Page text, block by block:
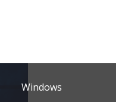
Windows